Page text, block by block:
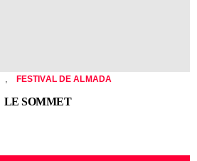
FESTIVAL DE ALMADA
LE SOMMET